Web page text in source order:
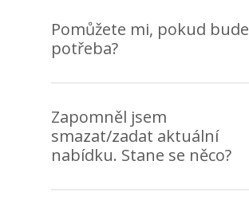
Pomůžete mi, pokud bude
potřeba?
Zapomněl jsem
smazat/zadat aktuální
nabídku. Stane se něco?